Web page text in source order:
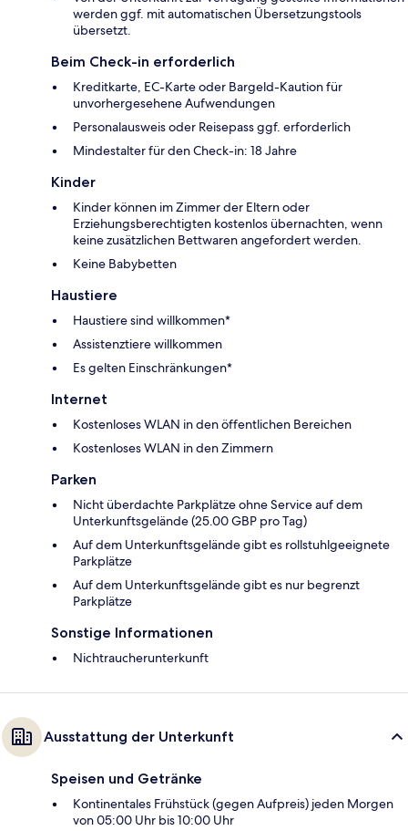
werden ggf. mit automatischen Übersetzungstools
übersetzt.
Beim Check-in erforderlich
Kreditkarte, EC-Karte oder Bargeld-Kaution für
unvorhergesehene Aufwendungen
Personalausweis oder Reisepass ggf. erforderlich
Mindestalter für den Check-in: 18 Jahre
Kinder
Kinder können im Zimmer der Eltern oder
Erziehungsberechtigten kostenlos übernachten, wenn
keine zusätzlichen Bettwaren angefordert werden.
Keine Babybetten
Haustiere
Haustiere sind willkommen*
Assistenztiere willkommen
Es gelten Einschränkungen*
Internet
Kostenloses WLAN in den öffentlichen Bereichen
Kostenloses WLAN in den Zimmern
Parken
Nicht überdachte Parkplätze ohne Service auf dem
Unterkunftsgelände (25.00 GBP pro Tag)
Auf dem Unterkunftsgelände gibt es rollstuhlgeeignete
Parkplätze
Auf dem Unterkunftsgelände gibt es nur begrenzt
Parkplätze
Sonstige Informationen
Nichtraucherunterkunft
Ausstattung der Unterkunft
Speisen und Getränke
Kontinentales Frühstück (gegen Aufpreis) jeden Morgen
von 05:00 Uhr bis 10:00 Uhr